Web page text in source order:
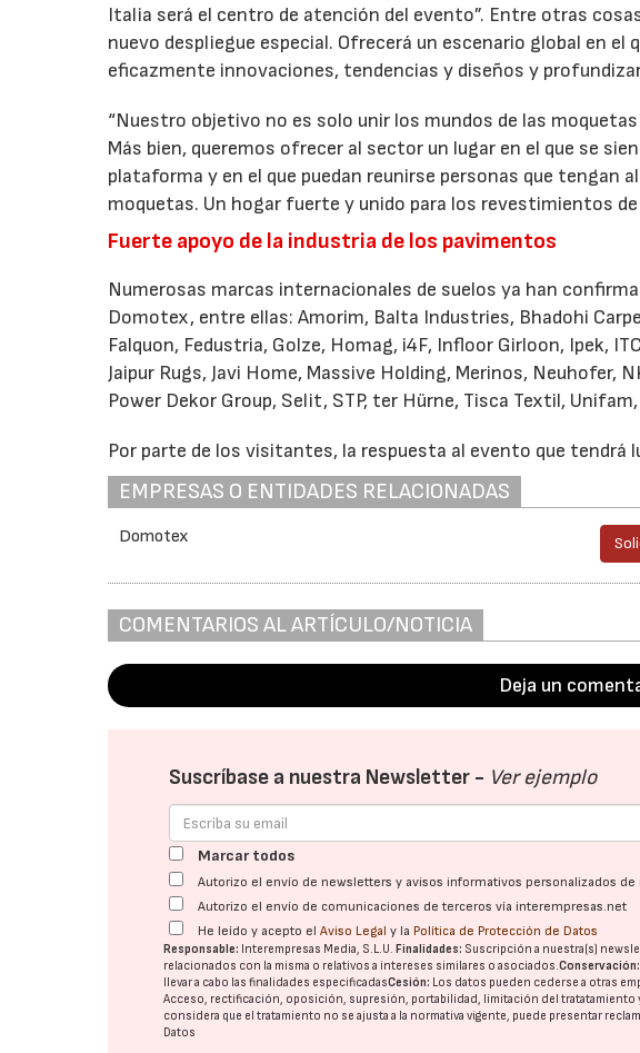
Italia será el centro de atención del evento”. Entre otras
nuevo despliegue especial. Ofrecerá un escenario global en
eficazmente innovaciones, tendencias y diseños y
“Nuestro objetivo no es solo unir los mundos de las
Más bien, queremos ofrecer al sector un lugar en el que se
plataforma y en el que puedan reunirse personas que tengan
moquetas. Un hogar fuerte y unido para los revestimientos
Fuerte apoyo de la industria de los pavimentos
Numerosas marcas internacionales de suelos ya han
Domotex, entre ellas: Amorim, Balta Industries, Bhadohi
Falquon, Fedustria, Golze, Homag, i4F, Infloor Girloon, Ipek,
Jaipur Rugs, Javi Home, Massive Holding, Merinos, Neuhofer,
Power Dekor Group, Selit, STP, ter Hürne, Tisca Textil,
Por parte de los visitantes, la respuesta al evento que tendrá
EMPRESAS O ENTIDADES RELACIONADAS
Domotex
COMENTARIOS AL ARTÍCULO/NOTICIA
Deja un
Suscríbase a nuestra Newsletter - Ver ejemplo
Marcar todos
Autorizo el envío de newsletters y avisos informativos personalizados
Autorizo el envío de comunicaciones de terceros vía interempresas.net
He leído y acepto elAviso Legal y la Política de Protección de Datos
Responsable: Interempresas Media, S.L.U. Finalidades: Suscripción a nuestra(s)
relacionados con la misma o relativos a intereses similares o asociados.Conservación:
llevar a cabo las finalidades especificadasCesión: Los datos pueden cederse a otras
Acceso, rectificación, oposición, supresión, portabilidad, limitación del tratatamiento
considera que el tratamiento no se ajusta a la normativa vigente, puede presentar
Datos